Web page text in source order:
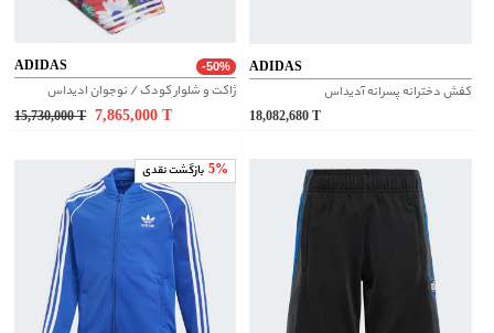
ADIDAS -50%
ژاکت و شلوار کودک / نوجوان ادیداس
15,730,000 T 7,865,000
ADIDAS
کفش دخترانه پسرانه آدیداس
18,082,680
5% بازگشت نقدی